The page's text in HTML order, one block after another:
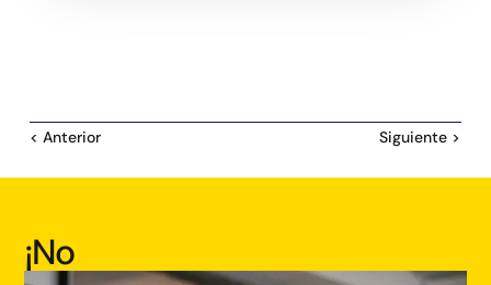
< Anterior Siguiente >
¡No